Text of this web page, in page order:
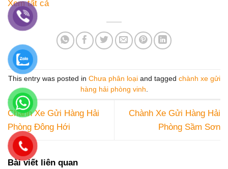
Xem tất cả
This entry was posted in Chưa phân loạiand tagged chành xe gửi
hàng hải phòng vinh.
Chành Xe Gửi Hàng Hải
Phòng Đông Hới
Chành Xe Gửi Hàng Hải
Phòng Sầm Sơn
Bài viết liên quan